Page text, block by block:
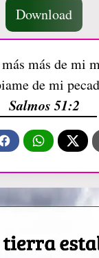
Download
más de mi
de mi
Salmos 51:2